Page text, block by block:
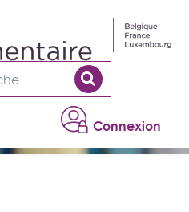
Connexion